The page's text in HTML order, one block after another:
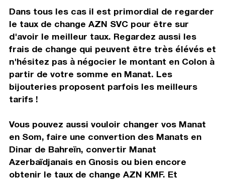
Dans tous les cas il est primordial de regarder
le taux de change AZN SVC pour être sur
d'avoir le meilleur taux. Regardez aussi les
frais de change qui peuvent être très élévés et
n'hésitez pas à négocier le montant en Colon à
partir de votre somme en Manat. Les
bijouteries proposent parfois les meilleurs
tarifs !
Vous pouvez aussi vouloir changer vos Manat
en Som, faire une convertion des Manats en
Dinar de Bahreïn, convertir Manat
Azerbaïdjanais en Gnosis ou bien encore
obtenir le taux de change AZN KMF. Et